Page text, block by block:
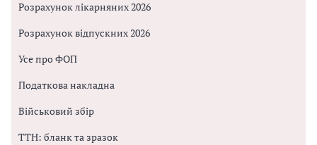
Розрахунок лікарняних 2026
Розрахунок відпускних 2026
Усе про ФОП
Податкова накладна
Військовий збір
ТТН: бланк та зразок